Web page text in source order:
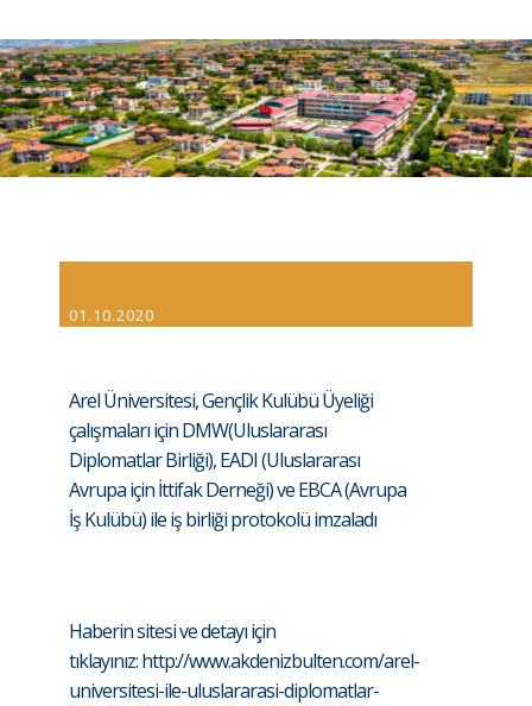
01.10.2020
Arel Üniversitesi, Gençlik Kulübü Üyeliği
çalışmaları için DMW(Uluslararası
Diplomatlar Birliği), EADI (Uluslararası
Avrupa için İttifak Derneği) ve EBCA (Avrupa
İş Kulübü) ile iş birliği protokolü imzaladı
Haberin sitesi ve detayı için
tıklayınız:http://www.akdenizbulten.com/arel-
universitesi-ile-uluslararasi-diplomatlar-